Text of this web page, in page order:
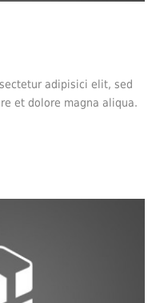
adipisici elit, sed
et dolore magna aliqua.